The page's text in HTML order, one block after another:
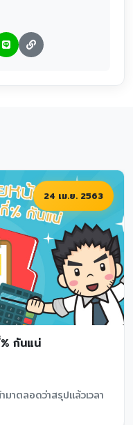
24 เม.ย. 2563
กันแน่
มาตลอดว่าสรุปแล้วเวลา